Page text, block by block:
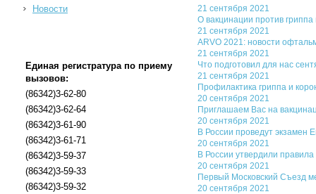
Новости
Единая регистратура по приему
вызовов:
(86342)3-62-80
(86342)3-62-64
(86342)3-61-90
(86342)3-61-71
(86342)3-59-37
(86342)3-59-33
(86342)3-59-32
21 сентября 2021
О вакцинации против гриппа
21 сентября 2021
ARVO 2021: новости
21 сентября 2021
Что подготовил для нас
21 сентября 2021
Профилактика гриппа и
20 сентября 2021
Приглашаем Вас на
20 сентября 2021
В России проведут экзамен
20 сентября 2021
В России утвердили
20 сентября 2021
Первый Московский Съезд
20 сентября 2021